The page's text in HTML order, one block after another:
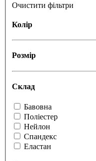
Очистити фільтри
Колір
Розмір
Склад
Бавовна
Поліестер
Нейлон
Спандекс
Еластан